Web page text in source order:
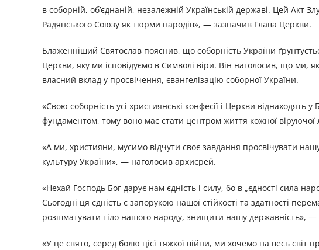
в соборній, об’єднаній, незалежній Українській державі. Цей Акт
Радянського Союзу як тюрми народів», — зазначив Глава Церкви.
Блаженніший Святослав пояснив, що соборність України
Церкви, яку ми ісповідуємо в Символі віри. Він наголосив, що ми,
власний вклад у просвічення, євангелізацію соборної України.
«Свою соборність усі християнські конфесії і Церкви віднаходять
фундаментом, тому воно має стати центром життя кожної
«А ми, християни, мусимо відчути своє завдання просвічувати
культуру України», — наголосив архиєрей.
«Нехай Господь Бог дарує нам єдність і силу, бо в „єдності сила
Сьогодні ця єдність є запорукою нашої стійкості та здатності
розшматувати тіло нашого народу, знищити нашу державність», —
«У це свято, серед болю цієї тяжкої війни, ми хочемо на весь